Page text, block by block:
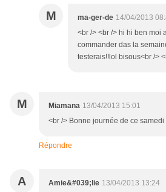
M ma-ger-de 14/04/2013
<br /> <br /> hi hi ben moi
commander das la
testerais!!lol bisous<br />
M Miamana 13/04/2013 15:01
<br /> Bonne journée de ce
Répondre
A Amie&#039;lie 13/04/2013 13:24